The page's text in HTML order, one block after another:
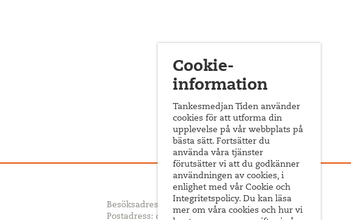
Besöksadress: Sveavägen 68
Postadress: c/o ABF Box 522, 101 30
Cookie-
information
Tankesmedjan Tiden använder
cookies för att utforma din
upplevelse på vår webbplats på
bästa sätt. Fortsätter du
använda våra tjänster
förutsätter vi att du godkänner
användningen av cookies, i
enlighet med vår Cookie och
Integritetspolicy. Du kan läsa
mer om våra cookies och hur vi